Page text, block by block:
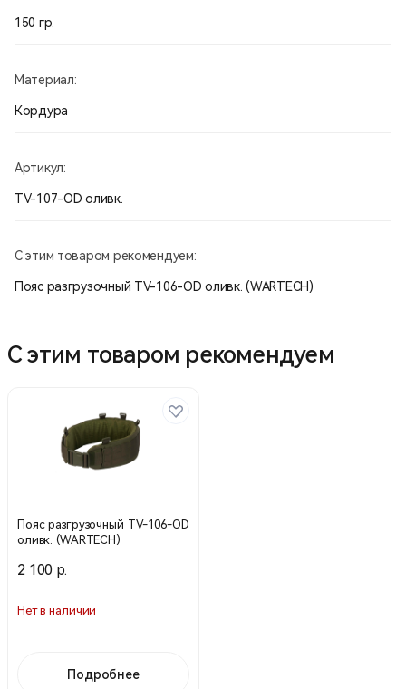
150 гр.
Материал:
Кордура
Артикул:
TV-107-OD оливк.
С этим товаром рекомендуем:
Пояс разгрузочный TV-106-OD оливк. (WARTECH)
С этим товаром рекомендуем
Пояс разгрузочный TV-106-OD
оливк. (WARTECH)
2 100 р.
Нет в наличии
Подробнее